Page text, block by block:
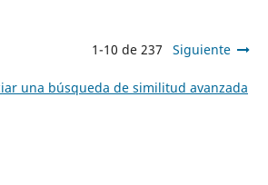
1-10 de 237 Siguiente
una búsqueda de similitud avanzada